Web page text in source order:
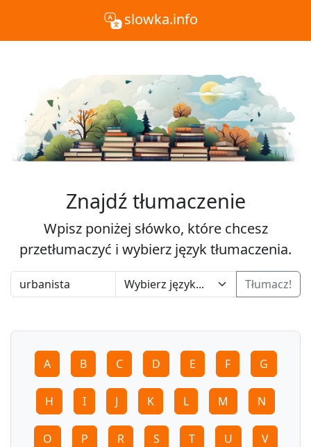
slowka.info
Znajdź tłumaczenie
Wpisz poniżej słówko, które chcesz
przetłumaczyć i wybierz język tłumaczenia.
Tłumacz!
A B C D E F G
H I J K L M N
O P R S T U V